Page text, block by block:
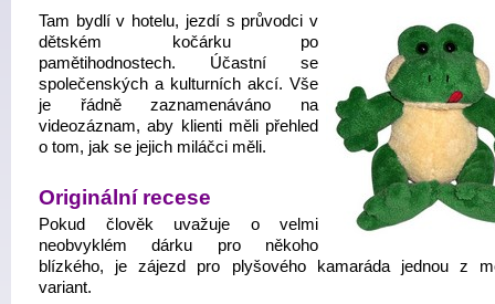
Tam bydlí v hotelu, jezdí s průvodci v
dětském kočárku po
pamětihodnostech. Účastní se
společenských a kulturních akcí. Vše
je řádně zaznamenáváno na
videozáznam, aby klienti měli přehled
o tom, jak se jejich miláčci měli.
Originální recese
Pokud člověk uvažuje o velmi
neobvyklém dárku pro někoho
blízkého, je zájezd pro plyšového kamaráda jednou z
variant.